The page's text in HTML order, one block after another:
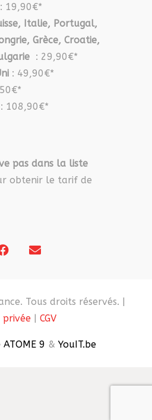
: 19,90€*
Italie, Portugal,
Grèce, Croatie,
: 29,90€*
: 49,90€*
: 108,90€*
pas dans la liste
obtenir le tarif de
Tous droits réservés. |
privée CGV
9 & YouIT.be